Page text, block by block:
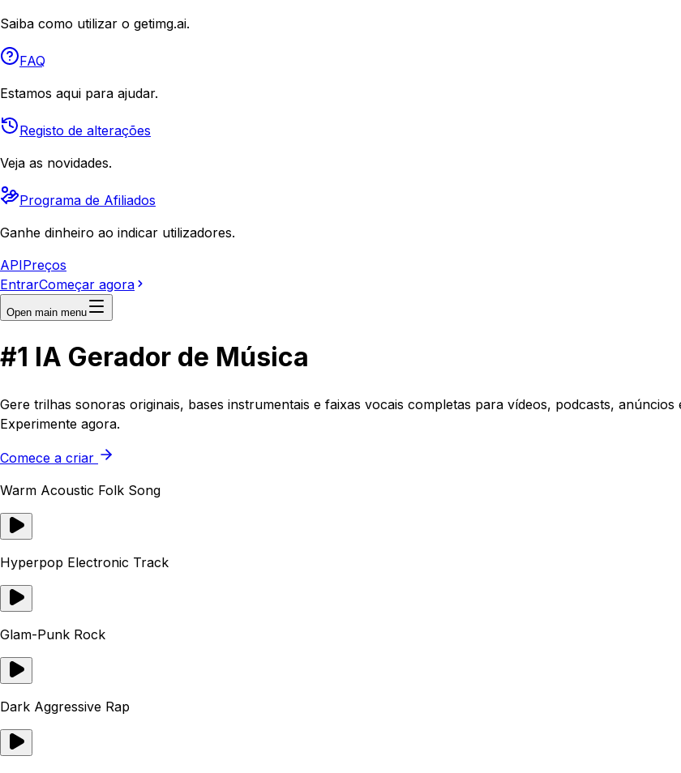
Saiba como utilizar o getimg.ai.
FAQ
Estamos aqui para ajudar.
Registo de alterações
Veja as novidades.
Programa de Afiliados
Ganhe dinheiro ao indicar utilizadores.
APIPreços
EntrarComeçar agora
Open main menu
#1 IA Gerador de Música
Gere trilhas sonoras originais, bases instrumentais e faixas vocais completas para vídeos, podcasts,
Experimente agora.
Comece a criar
Warm Acoustic Folk Song
Hyperpop Electronic Track
Glam-Punk Rock
Dark Aggressive Rap